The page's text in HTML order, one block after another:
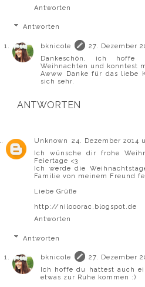
Antworten
Antworten
bknicole
27. Dezember
Dankeschön, ich
Weihnachten und konntest
Awww Danke für das liebe
sich sehr.
ANTWORTEN
Unknown
24. Dezember 2014
Ich wünsche dir frohe
Feiertage <3
Ich werde die
Familie von meinem Freund
Liebe Grüße
http://nilooorac.blogspot.de
Antworten
Antworten
bknicole
27. Dezember
Ich hoffe du hattest auch
etwas zur Ruhe kommen :)